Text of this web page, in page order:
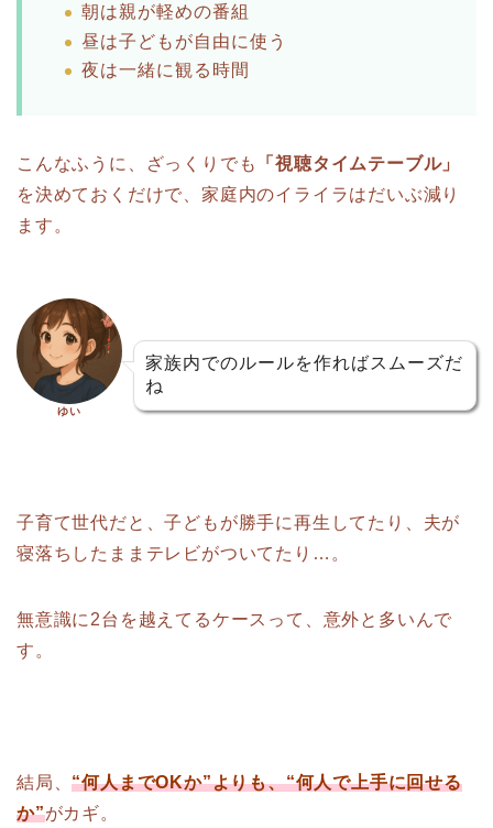
朝は親が軽めの番組
昼は子どもが自由に使う
夜は一緒に観る時間
こんなふうに、ざっくりでも
「視聴タイムテーブル」
を決めておくだけで、家庭内のイライラはだいぶ減り
ます。
ゆい
家族内でのルールを作ればスムーズだ
ね
子育て世代だと、子どもが勝手に再生してたり、夫が
寝落ちしたままテレビがついてたり…。
無意識に2台を越えてるケースって、意外と多いんで
す。
結局、“何人までOKか”よりも、“何人で上手に回せる
か”がカギ。